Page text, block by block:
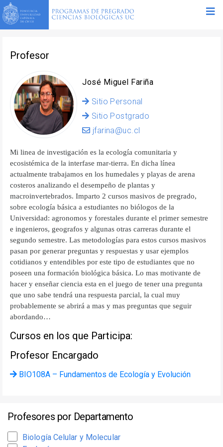
Profesor
José Miguel Fariña
Sitio Personal
Sitio Postgrado
jfarina@uc.cl
Mi linea de investigación es la ecología comunitaria y
ecosistémica de la interfase mar-tierra. En dicha línea
actualmente trabajamos en los humedales y playas de arena
costeros analizando el desempeño de plantas y
macroinvertebrados. Imparto 2 cursos masivos de pregrado,
sobre ecología básica a estudiantes no biólogos de la
Universidad: agronomos y forestales durante el primer semestre
e ingenieros, geografos y algunas otras carreras durante el
segundo semestre. Las metodologías para estos cursos masivos
pasan por generar preguntas y respuestas y usar ejemplos
cotidianos y entendibles por este tipo de estudiantes que no
poseen una formación biológica básica. Lo mas motivante de
hacer y enseñar ciencia esta en el juego de tener una pregunta
que uno sabe tendrá una respuesta parcial, la cual muy
probablemente se abrirá a mas y mas preguntas que seguir
abordando…
Cursos en los que Participa:
Profesor Encargado
BIO108A – Fundamentos de Ecología y Evolución
Profesores por Departamento
Biología Celular y Molecular